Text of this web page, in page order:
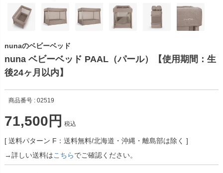
nunaのベビーベッド
nuna ベビーベッド PAAL（パール）【使用期間：生
後24ヶ月以内】
商品番号 02519
71,500 税込
送料パターン F：送料無料/北海道・沖縄・離島部は除く
→詳しい送料はこちらでご確認ください。